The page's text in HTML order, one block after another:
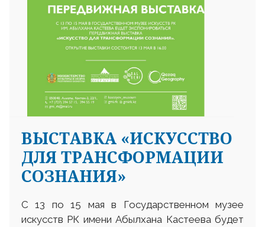
ВЫСТАВКА «ИСКУССТВО
ДЛЯ ТРАНСФОРМАЦИИ
СОЗНАНИЯ»
С 13 по 15 мая в Государственном музее
искусств РК имени Абылхана Кастеева будет